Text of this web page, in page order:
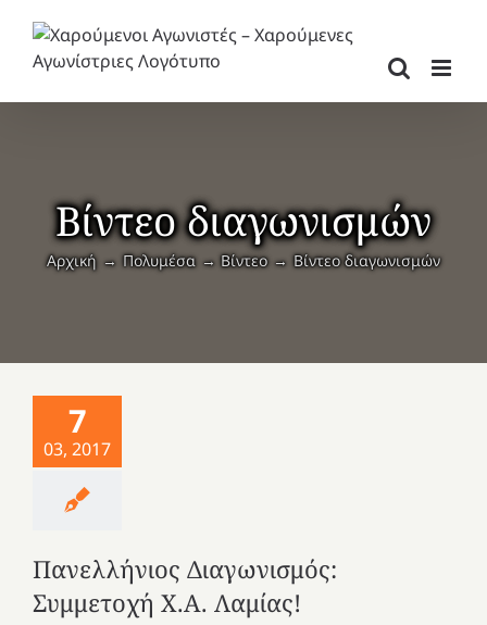
περιεχόμενο
Βίντεο διαγωνισμών
Αρχική Πολυμέσα Βίντεο Βίντεο διαγωνισμών
7
03, 2017
Πανελλήνιος Διαγωνισμός:
Συμμετοχή Χ.Α. Λαμίας!